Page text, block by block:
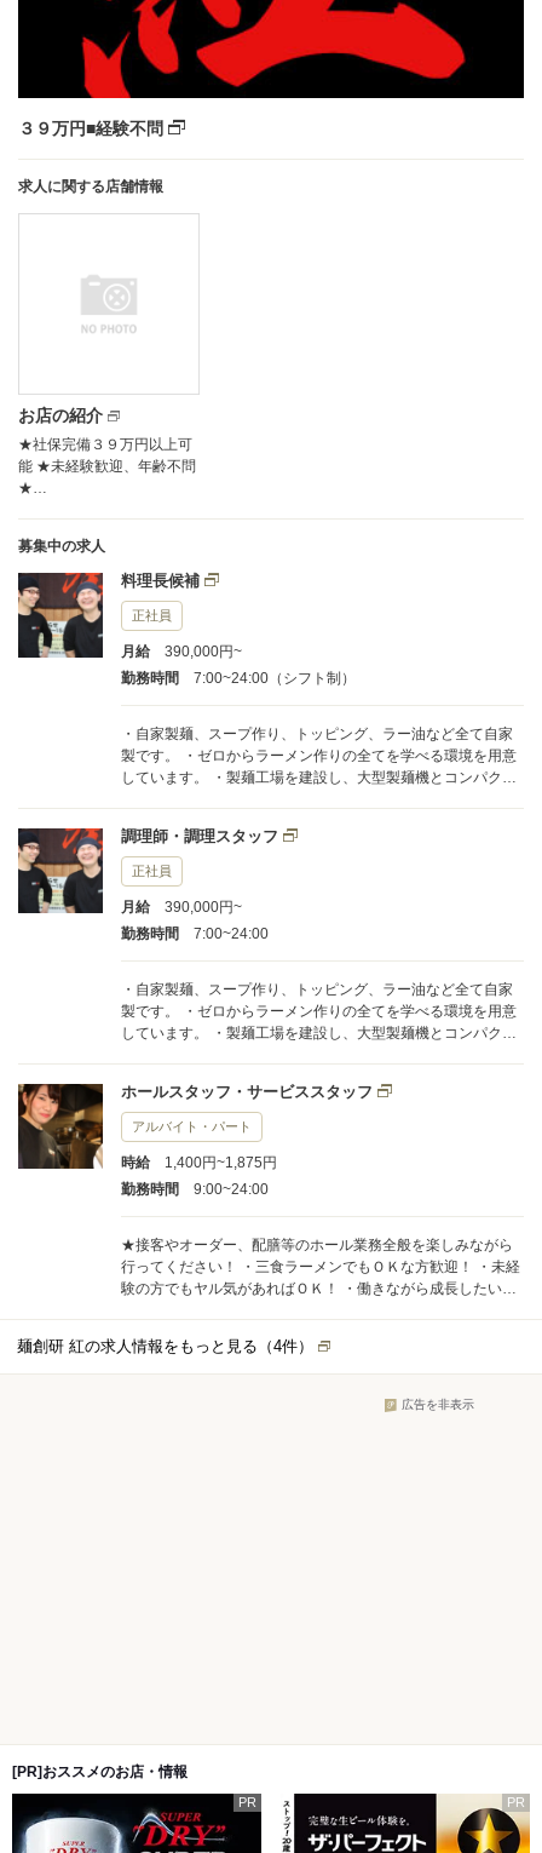
３９万円■経験不問
求人に関する店舗情報
お店の紹介
★社保完備３９万円以上可
能 ★未経験歓迎、年齢不問
★…
募集中の求人
料理長候補
正社員
月給
390,000円~
勤務時間
7:00~24:00（シフト制）
・自家製麺、スープ作り、トッピング、ラー油など全て自家
製です。 ・ゼロからラーメン作りの全てを学べる環境を用意
しています。 ・製麺工場を建設し、大型製麺機とコンパクト
体得！ 切刃は２０種類ほどを使い分けています。 ・ラーメ
ン専門書籍５００冊以上を常備、知りたい時に即解決！ ・営
業しながら自分の味も追求する試作を推奨しています。 ・味
研究の一貫として食べ歩きを支援（交通費＋飲食費を全額支
給） ・独立支援の一環として立地選びから経営全般のノウハ
た生活を求めている方も多数在籍。 ・ラーメンに少しだけ興
味がある・・・そういう方でも真面目なら大歓迎！
調理師・調理スタッフ
正社員
月給
390,000円~
勤務時間
7:00~24:00
・自家製麺、スープ作り、トッピング、ラー油など全て自家
製です。 ・ゼロからラーメン作りの全てを学べる環境を用意
しています。 ・製麺工場を建設し、大型製麺機とコンパクト
体得！ 切刃は２０種類ほどを使い分けています。 ・ラーメ
ン専門書籍５００冊以上を常備、知りたい時に即解決！ ・営
業しながら自分の味も追求する試作を推奨しています。 ・味
研究の一貫として食べ歩きを支援（交通費＋飲食費を全額支
給） ・独立支援の一環として立地選びから経営全般のノウハ
た生活を求めている方も多数在籍。 ・ラーメンに少しだけ興
味がある・・・そういう方でも真面目なら大歓迎！
ホールスタッフ・サービススタッフ
アルバイト・パート
時給
1,400円~1,875円
勤務時間
9:00~24:00
★接客やオーダー、配膳等のホール業務全般を楽しみながら
行ってください！ ・三食ラーメンでもＯＫな方歓迎！ ・未経
験の方でもヤル気があればＯＫ！ ・働きながら成長したい方
麺創研 紅の求人情報をもっと見る（4件）
広告を非表示
[PR]おススメのお店・情報
PR PR